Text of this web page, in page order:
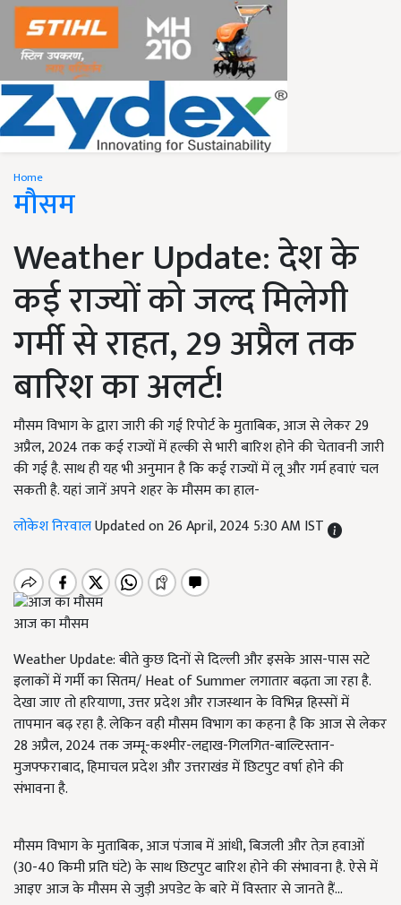
Home
मौसम
Weather Update: देश के
कई राज्यों को जल्द मिलेगी
गर्मी से राहत, 29 अप्रैल तक
बारिश का अलर्ट!
मौसम विभाग के द्वारा जारी की गई रिपोर्ट के मुताबिक, आज से लेकर 29
अप्रैल, 2024 तक कई राज्यों में हल्की से भारी बारिश होने की चेतावनी जारी
की गई है. साथ ही यह भी अनुमान है कि कई राज्यों में लू और गर्म हवाएं चल
सकती है. यहां जानें अपने शहर के मौसम का हाल-
लोकेश निरवालUpdated on 26 April, 2024 5:30 AM IST
आज का मौसम
Weather Update: बीते कुछ दिनों से दिल्ली और इसके आस-पास सटे
इलाकों में गर्मी का सितम/ Heat of Summer लगातार बढ़ता जा रहा है.
देखा जाए तो हरियाणा, उत्तर प्रदेश और राजस्थान के विभिन्न हिस्सों में
तापमान बढ़ रहा है. लेकिन वही मौसम विभाग का कहना है कि आज से लेकर
28 अप्रैल, 2024 तक जम्मू-कश्मीर-लद्दाख-गिलगित-बाल्टिस्तान-
मुजफ्फराबाद, हिमाचल प्रदेश और उत्तराखंड में छिटपुट वर्षा होने की
संभावना है.
मौसम विभाग के मुताबिक, आज पंजाब में आंधी, बिजली और तेज़ हवाओं
(30-40 किमी प्रति घंटे) के साथ छिटपुट बारिश होने की संभावना है. ऐसे में
आइए आज के मौसम से जुड़ी अपडेट के बारे में विस्तार से जानते हैं...